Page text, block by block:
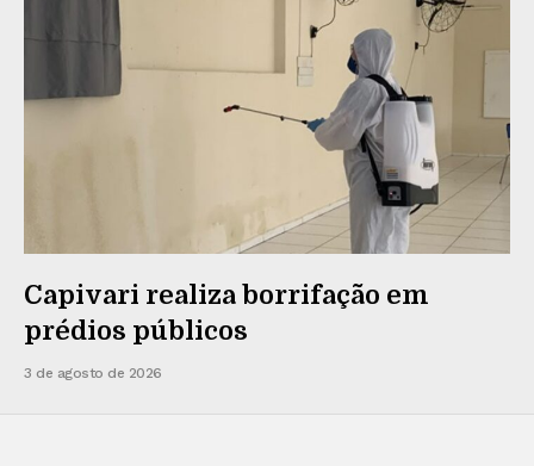
Capivari realiza borrifação em
prédios públicos
3 de agosto de 2026